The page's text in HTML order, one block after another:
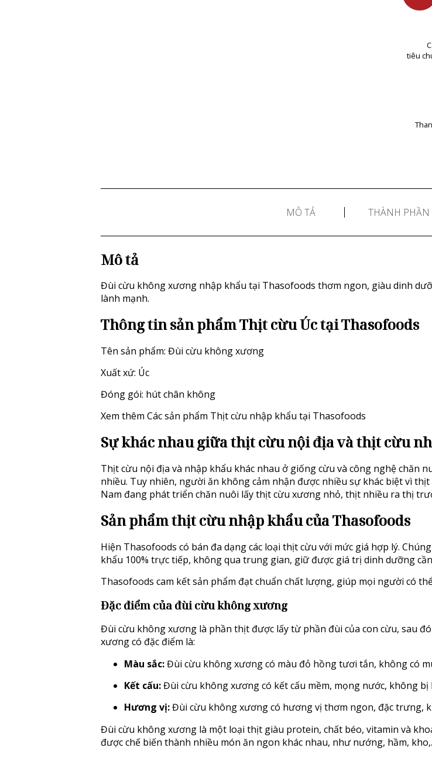
tiêu
MÔ TẢ THÀNH PHẦN
Mô tả
Đùi cừu không xương nhập khẩu tại Thasofoods thơm ngon, giàu dinh
lành mạnh.
Thông tin sản phẩm Thịt cừu Úc tại Thasofoods
Tên sản phẩm: Đùi cừu không xương
Xuất xứ: Úc
Đóng gói: hút chân không
Xem thêm Các sản phẩm Thịt cừu nhập khẩu tại Thasofoods
Sự khác nhau giữa thịt cừu nội địa và thịt cừu
Thịt cừu nội địa và nhập khẩu khác nhau ở giống cừu và công nghệ chăn
nhiều. Tuy nhiên, người ăn không cảm nhận được nhiều sự khác biệt vì
Nam đang phát triển chăn nuôi lấy thịt cừu xương nhỏ, thịt nhiều ra thị
Sản phẩm thịt cừu nhập khẩu của Thasofoods
Hiện Thasofoods có bán đa dạng các loại thịt cừu với mức giá hợp lý.
khẩu 100% trực tiếp, không qua trung gian, giữ được giá trị dinh dưỡng
Thasofoods cam kết sản phẩm đạt chuẩn chất lượng, giúp mọi người có
Đặc điểm của đùi cừu không xương
Đùi cừu không xương là phần thịt được lấy từ phần đùi của con cừu, sau
xương có đặc điểm là:
Màu sắc:Đùi cừu không xương có màu đỏ hồng tươi tắn, không có
Kết cấu:Đùi cừu không xương có kết cấu mềm, mọng nước, không bị
Hương vị:Đùi cừu không xương có hương vị thơm ngon, đặc trưng,
Đùi cừu không xương là một loại thịt giàu protein, chất béo, vitamin và
được chế biến thành nhiều món ăn ngon khác nhau, như nướng, hầm,